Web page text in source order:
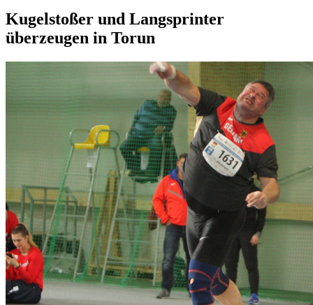
Kugelstoßer und Langsprinter
überzeugen in Torun